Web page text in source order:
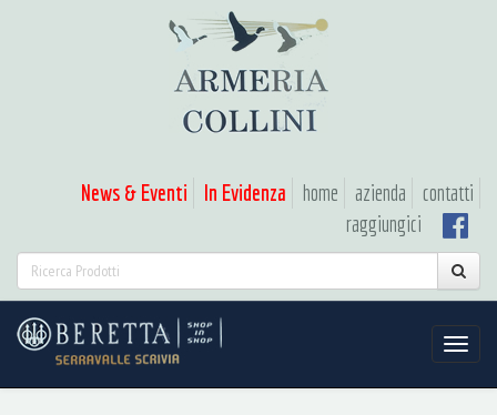
News & Eventi In Evidenza home azienda
contatti
raggiungici